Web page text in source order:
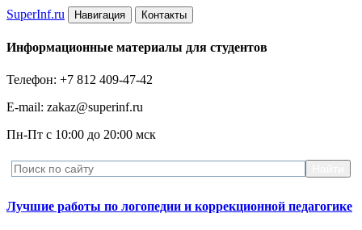
SuperInf.ru Навигация Контакты
Информационные материалы для студентов
Телефон: +7 812 409-47-42
E-mail: zakaz@superinf.ru
Пн-Пт с 10:00 до 20:00 мск
Лучшие работы по логопедии и коррекционной педагогике